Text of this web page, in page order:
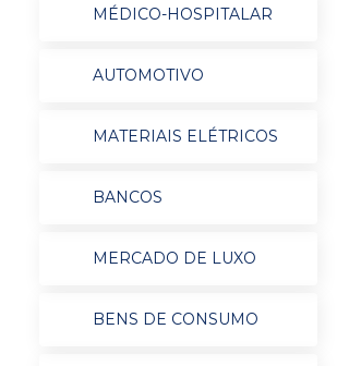
MÉDICO-HOSPITALAR
AUTOMOTIVO
MATERIAIS ELÉTRICOS
BANCOS
MERCADO DE LUXO
BENS DE CONSUMO